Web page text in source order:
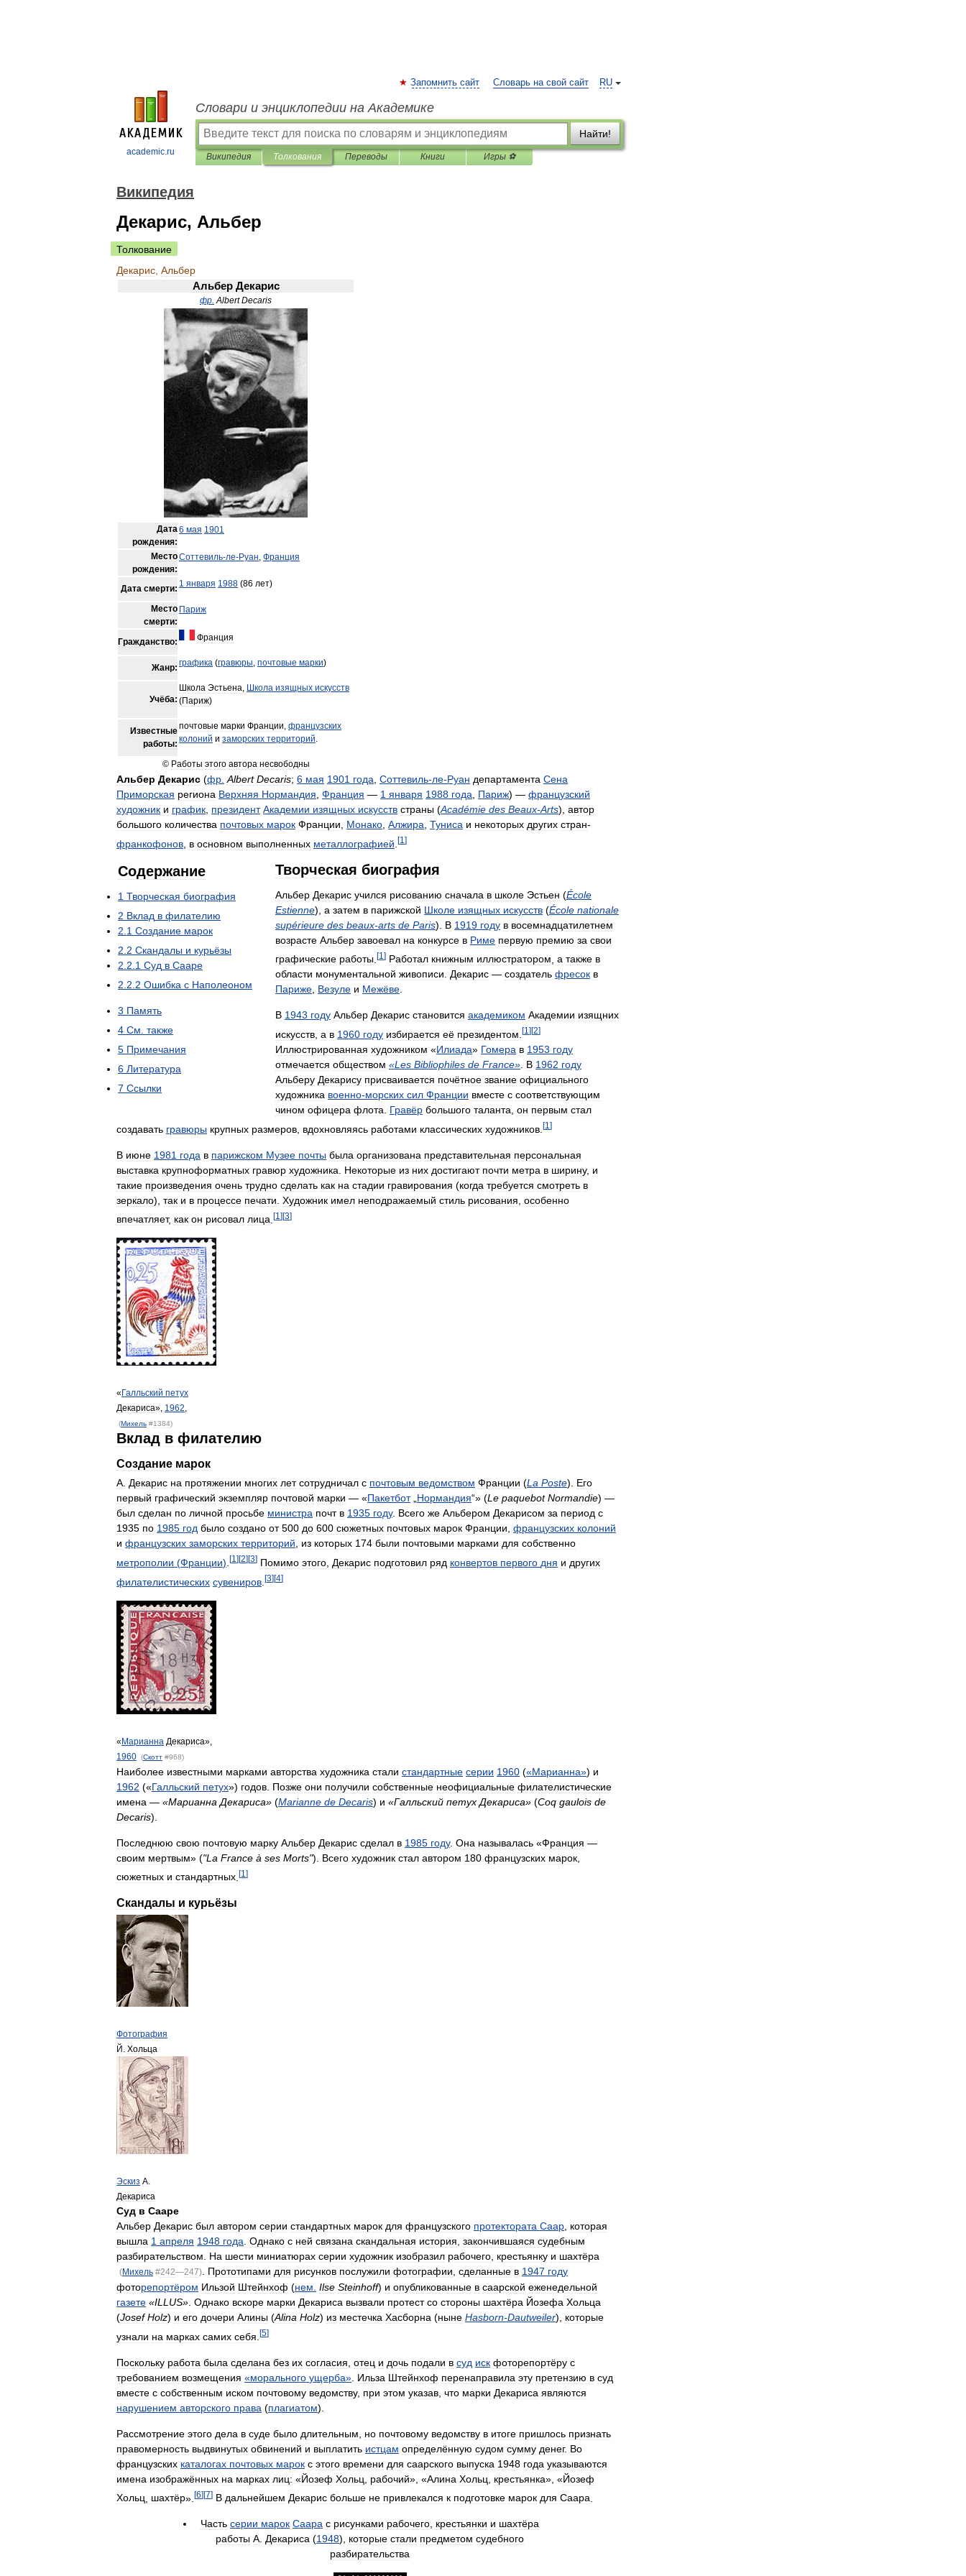
academic.ru
RU
Запомнить сайт Словарь на свой сайт
Словари и энциклопедии на Академике
Найти!
Википедия Толкования Переводы Книги Игры ⚽
Википедия
Декарис, Альбер
Толкование
Декарис Альбер
Альбер Декарис
фр. Albert Decaris
Дата
рождения:
6 мая 1901
Место
рождения:
Соттевиль-ле-Руан, Франция
Дата смерти: 1 января 1988 (86 лет)
Место
смерти:
Париж
Гражданство: Франция
Жанр: графика (гравюры, почтовые марки)
Учёба:
Школа Эстьена, Школа изящных искусств
(Париж)
Известные
работы:
почтовые марки Франции, французских
колоний и заморских территорий.
© Работы этого автора несвободны
Альбер Декарис (фр Albert Decaris; 6 мая 1901 года Соттевиль-ле-Руан департамента Сена
Приморская региона Верхняя Нормандия Франция — 1 января 1988 года Париж) — французский
художник и график президент Академии изящных искусств страны (Académie des Beaux-Arts), автор
большого количества почтовых марок Франции Монако Алжира Туниса и некоторых других стран-
франкофонов в основном выполненных металлографией [1 ]
Содержание
1 Творческая биография
2 Вклад в филателию
2 1 Создание марок
2 2 Скандалы и курьёзы
2 2 1 Суд в Сааре
2 2 2 Ошибка с Наполеоном
3 Память
4 См также
5 Примечания
6 Литература
7 Ссылки
Творческая биография
Альбер Декарис учился рисованию сначала в школе Эстьен (École
Estienne), а затем в парижской Школе изящных искусств (École nationale
supérieure des beaux-arts de Paris). В 1919 году в восемнадцатилетнем
возрасте Альбер завоевал на конкурсе в Риме первую премию за свои
графические работы [1 ] Работал книжным иллюстратором а также в
области монументальной живописи. Декарис — создатель фресок в
Париже, Везуле и Межёве.
В 1943 году Альбер Декарис становится академиком Академии изящних
искусств а в 1960 году избирается её президентом [1 ] [2]
Иллюстрированная художником «Илиада» Гомера в 1953 году
отмечается обществом «Les Bibliophiles de France» В 1962 году
Альберу Декарису присваивается почётное звание официального
художника военно-морских сил Франции вместе с соответствующим
чином офицера флота Гравёр большого таланта он первым стал
создавать гравюры крупных размеров вдохновляясь работами классических художников [1 ]
В июне 1981 года в парижском Музее почты была организована представительная персональная
выставка крупноформатных гравюр художника Некоторые из них достигают почти метра в ширину, и
такие произведения очень трудно сделать как на стадии гравирования (когда требуется смотреть в
зеркало), так и в процессе печати Художник имел неподражаемый стиль рисования особенно
впечатляет, как он рисовал лица [1 ][3]
« Галльский петух
Декариса», 1962
(Михель #1384)
Вклад в филателию
Создание марок
А Декарис на протяжении многих лет сотрудничал с почтовым ведомством Франции (La Poste). Его
первый графический экземпляр почтовой марки — «Пакетбот„ Нормандия“» (Le paquebot Normandie) —
был сделан по личной просьбе министра почт в 1935 году. Всего же Альбером Декарисом за период с
1935 по 1985 год было создано от 500 до 600 сюжетных почтовых марок Франции французских колоний
и французских заморских территорий из которых 174 были почтовыми марками для собственно
метрополии (Франции) [1 ] [2] [3] Помимо этого Декарис подготовил ряд конвертов первого дня и других
филателистических сувениров [3][4]
«Марианна Декариса»,
1960 (Скотт #968)
Наиболее известными марками авторства художника стали стандартные серии 1960 («Марианна») и
1962 («Галльский петух») годов Позже они получили собственные неофициальные филателистические
имена — «Марианна Декариса» (Marianne de Decaris) и «Галльский петух Декариса» (Coq gaulois de
Decaris).
Последнюю свою почтовую марку Альбер Декарис сделал в 1985 году. Она называлась «Франция —
своим мертвым» ("La France à ses Morts"). Всего художник стал автором 180 французских марок
сюжетных и стандартных [1 ]
Скандалы и курьёзы
Фотография
Й
Хольца
Эскиз А
Декариса
Суд в Сааре
Альбер Декарис был автором серии стандартных марок для французского протектората Саар которая
вышла 1 апреля 1948 года Однако с ней связана скандальная история закончившаяся судебным
разбирательством
На шести миниатюрах серии художник изобразил рабочего крестьянку и шахтёра
(Михель #242—247) Прототипами для рисунков послужили фотографии сделанные в 1947 году
фоторепортёром Ильзой Штейнхоф (нем Ilse Steinhoff) и опубликованные в саарской еженедельной
газете «ILLUS» Однако вскоре марки Декариса вызвали протест со стороны шахтёра Йозефа Хольца
(Josef Holz) и его дочери Алины (Alina Holz) из местечка Хасборна (ныне Hasborn-Dautweiler), которые
узнали на марках самих себя [5]
Поскольку работа была сделана без их согласия отец и дочь подали в суд иск фоторепортёру с
требованием возмещения «морального ущерба» Ильза Штейнхоф перенаправила эту претензию в суд
вместе с собственным иском почтовому ведомству, при этом указав что марки Декариса являются
нарушением авторского права (плагиатом).
Рассмотрение этого дела в суде было длительным но почтовому ведомству в итоге пришлось признать
правомерность выдвинутых обвинений и выплатить истцам определённую судом сумму денег. Во
французских каталогах почтовых марок с этого времени для саарского выпуска 1948 года указываются
имена изображённых на марках лиц: «Йозеф Хольц рабочий», «Алина Хольц крестьянка», «Йозеф
Хольц шахтёр». [6][7] В дальнейшем Декарис больше не привлекался к подготовке марок для Саара
Часть серии марок Саара с рисунками рабочего, крестьянки и шахтёра
работы А. Декариса (1948), которые стали предметом судебного
разбирательства